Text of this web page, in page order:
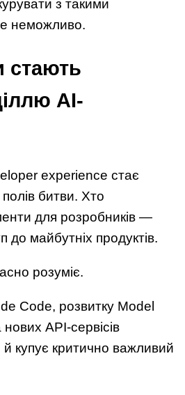
з такими
неможливо.
стають
AI-
experience стає
битви. Хто
для розробників —
до майбутніх продуктів.
розуміє.
Code, розвитку Model
API-сервісів
купує критично важливий